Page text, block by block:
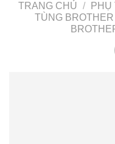
TRANG CHỦ / PHỤ
TÙNG BROTHER